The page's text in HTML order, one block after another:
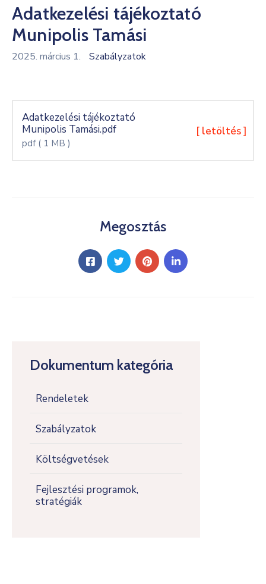
Kultúra
Keresés
Dokumentum kategória
Rendeletek
Szabályzatok
Költségvetések
Fejlesztési programok,
stratégiák
Adatkezelési tájékoztató
Munipolis Tamási
2025. március 1. Szabályzatok
Adatkezelési tájékoztató
Munipolis Tamási.pdf
pdf ( 1 MB )
[ letöltés ]
Megosztás